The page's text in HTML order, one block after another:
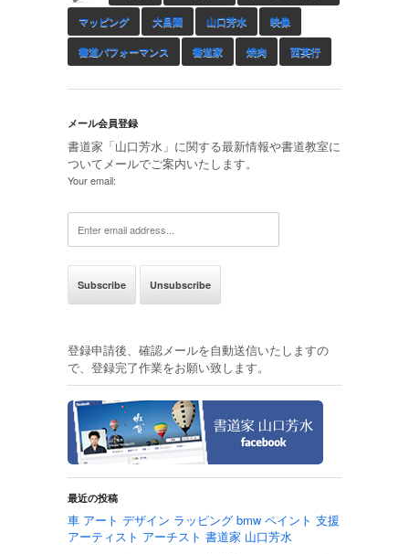
マッピング 大昌園 山口芳水 映像
書道パフォーマンス 書道家 焼肉 西英行
メール会員登録
書道家「山口芳水」に関する最新情報や書道教室に
ついてメールでご案内いたします。
Your email:
登録申請後、確認メールを自動送信いたしますの
で、登録完了作業をお願い致します。
最近の投稿
車 アート デザイン ラッピング bmw ペイント 支援
アーティスト アーチスト 書道家 山口芳水